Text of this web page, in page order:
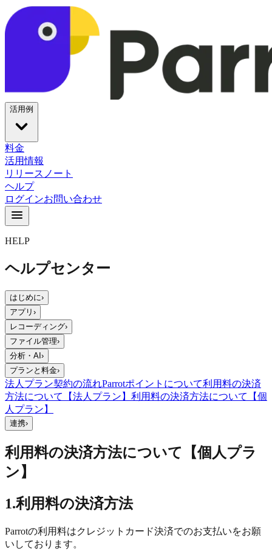
活用例
料金
活用情報
リリースノート
ヘルプ
ログインお問い合わせ
HELP
ヘルプセンター
はじめに›
アプリ ›
レコーディング›
ファイル管理›
分析・AI ›
プランと料金›
法人プラン契約の流れParrotポイントについて利用料の決済
方法について【法人プラン】 利用料の決済方法について【個
人プラン】
連携›
利用料の決済方法について【個人プラ
ン】
1.利用料の決済方法
Parrotの利用料はクレジットカード決済でのお支払いをお願
いしております。